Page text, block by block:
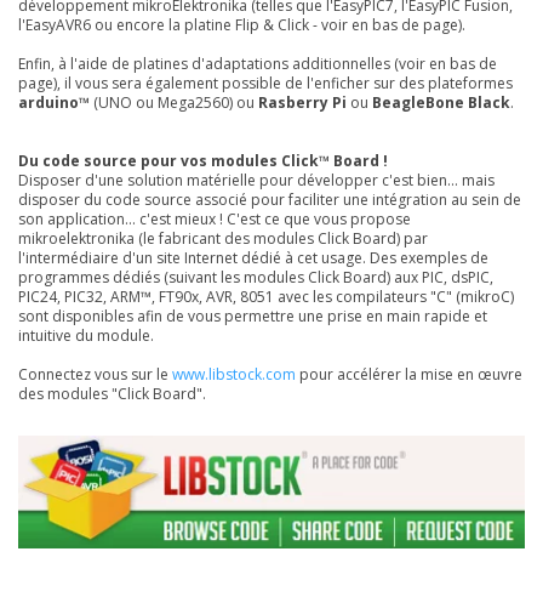
développement mikroElektronika (telles que l'EasyPIC7, l'EasyPIC Fusion,
l'EasyAVR6 ou encore la platine Flip & Click - voir en bas de page).
Enfin, à l'aide de platines d'adaptations additionnelles (voir en bas de
page), il vous sera également possible de l'enficher sur des plateformes
arduino™ (UNO ou Mega2560) ou Rasberry Pi ou BeagleBone Black.
Du code source pour vos modules Click™ Board !
Disposer d'une solution matérielle pour développer c'est bien... mais
disposer du code source associé pour faciliter une intégration au sein de
son application... c'est mieux ! C'est ce que vous propose
mikroelektronika (le fabricant des modules Click Board) par
l'intermédiaire d'un site Internet dédié à cet usage. Des exemples de
programmes dédiés (suivant les modules Click Board) aux PIC, dsPIC,
PIC24, PIC32, ARM™, FT90x, AVR, 8051 avec les compilateurs "C" (mikroC)
sont disponibles afin de vous permettre une prise en main rapide et
intuitive du module.
Connectez vous sur le www.libstock.com pour accélérer la mise en œuvre
des modules "Click Board".